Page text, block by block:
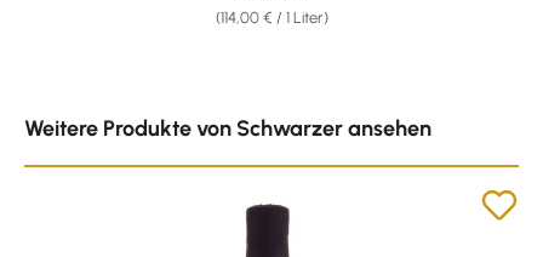
(114,00 € / 1 Liter)
Weitere Produkte von Schwarzer ansehen